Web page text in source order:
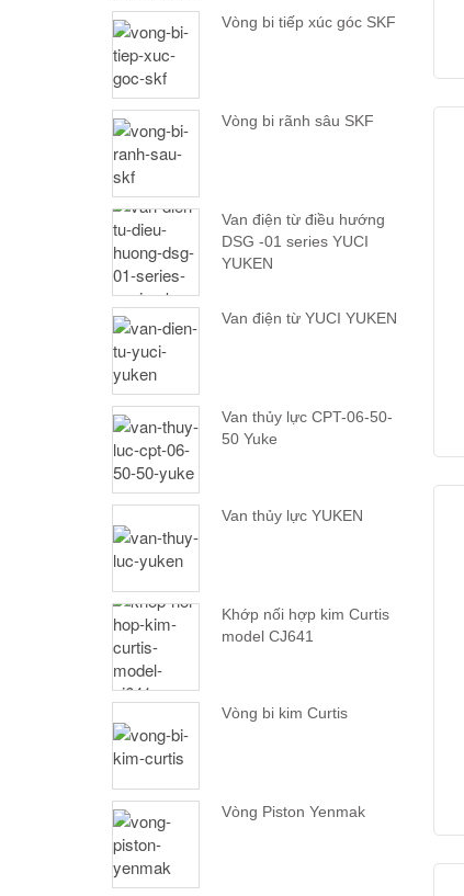
Vòng bi tiếp xúc góc SKF
Vòng bi rãnh sâu SKF
Van điện từ điều hướng
DSG -01 series YUCI
YUKEN
Van điện từ YUCI YUKEN
Van thủy lực CPT-06-50-
50 Yuke
Van thủy lực YUKEN
Khớp nối hợp kim Curtis
model CJ641
Vòng bi kim Curtis
Vòng Piston Yenmak